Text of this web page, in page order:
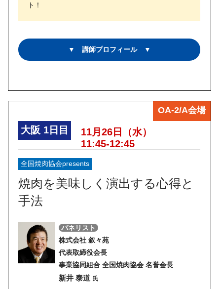
ト！
▼ 講師プロフィール ▼
OA-2/A会場
大阪 1日目
11月26日（水）
11:45-12:45
全国焼肉協会presents
焼肉を美味しく演出する心得と
手法
パネリスト
株式会社 叙々苑
代表取締役会長
事業協同組合 全国焼肉協会 名誉会長
新井 泰道 氏